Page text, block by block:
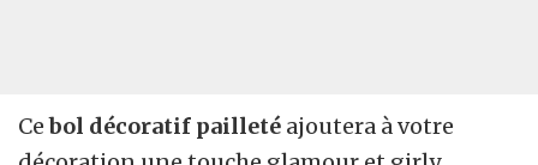
Cebol décoratif pailleté ajoutera à votre